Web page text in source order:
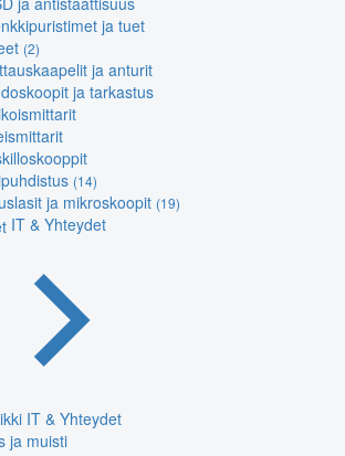
ja tuet
(2)
ja anturit
ja tarkastus
(14)
ja mikroskoopit (19)
IT & Yhteydet
IT & Yhteydet
ja muisti